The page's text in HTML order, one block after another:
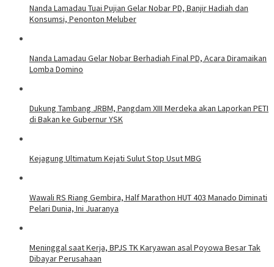
Nanda Lamadau Tuai Pujian Gelar Nobar PD, Banjir Hadiah dan
Konsumsi, Penonton Meluber
Nanda Lamadau Gelar Nobar Berhadiah Final PD, Acara Diramaikan
Lomba Domino
Dukung Tambang JRBM, Pangdam XIII Merdeka akan Laporkan PETI
di Bakan ke Gubernur YSK
Kejagung Ultimatum Kejati Sulut Stop Usut MBG
Wawali RS Riang Gembira, Half Marathon HUT 403 Manado Diminati
Pelari Dunia, Ini Juaranya
Meninggal saat Kerja, BPJS TK Karyawan asal Poyowa Besar Tak
Dibayar Perusahaan